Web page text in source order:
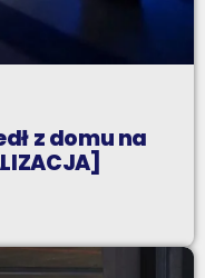
z domu na